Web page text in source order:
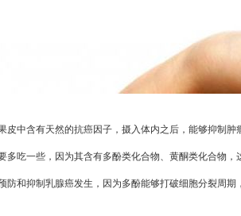
含有天然的抗癌因子，摄入体内之后，能够抑制肿
一些，因为其含有多酚类化合物、黄酮类化合物，
抑制乳腺癌发生，因为多酚能够打破细胞分裂周期